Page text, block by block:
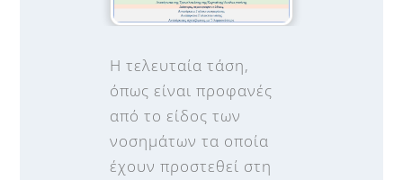
Η τελευταία τάση,
όπως είναι προφανές
από το είδος των
νοσημάτων τα οποία
έχουν προστεθεί στη